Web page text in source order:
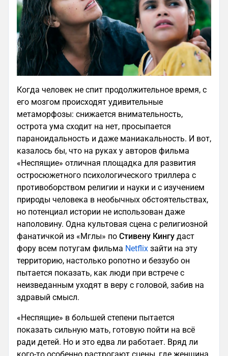
Когда человек не спит продолжительное время, с
его мозгом происходят удивительные
метаморфозы: снижается внимательность,
острота ума сходит на нет, просыпается
параноидальность и даже маниакальность. И вот,
казалось бы, что на руках у авторов фильма
«Неспящие» отличная площадка для развития
остросюжетного психологического триллера с
противоборством религии и науки и с изучением
природы человека в необычных обстоятельствах,
но потенциал истории не использован даже
наполовину. Одна культовая сцена с религиозной
фанатичкой из «Мглы» по Стивену Кингу даст
фору всем потугам фильма Netflix зайти на эту
территорию, настолько ропотно и беззубо он
пытается показать, как люди при встрече с
неизведанным уходят в веру с головой, забив на
здравый смысл.
«Неспящие» в большей степени пытается
показать сильную мать, готовую пойти на всё
ради детей. Но и это едва ли работает. Вряд ли